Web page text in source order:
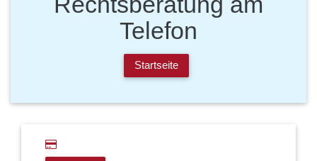
Telefon
Startseite